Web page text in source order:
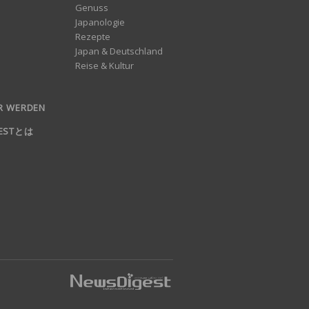
Genuss
Japanologie
Rezepte
Japan & Deutschland
Reise & Kultur
WERDEN
とは